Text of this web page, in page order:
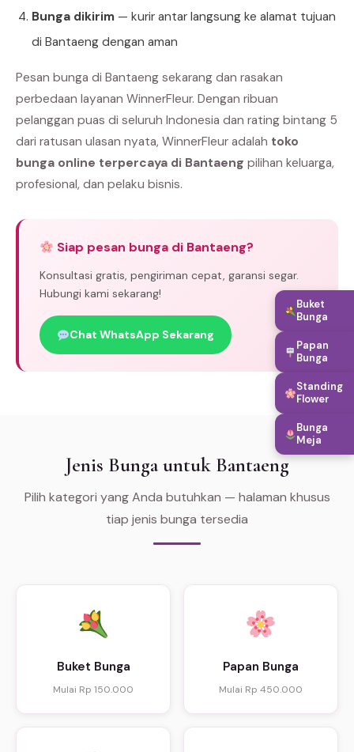
Bunga dikirim — kurir antar langsung ke alamat tujuan
di Bantaeng dengan aman
Pesan bunga di Bantaeng sekarang dan rasakan
perbedaan layanan WinnerFleur. Dengan ribuan
pelanggan puas di seluruh Indonesia dan rating bintang 5
dari ratusan ulasan nyata, WinnerFleur adalah toko
bunga online terpercaya di Bantaeng pilihan keluarga,
profesional, dan pelaku bisnis.
Siap pesan bunga di Bantaeng?
Konsultasi gratis, pengiriman cepat, garansi segar.
Hubungi kami sekarang!
Chat WhatsApp Sekarang
Jenis Bunga untuk Bantaeng
Pilih kategori yang Anda butuhkan — halaman khusus
tiap jenis bunga tersedia
Buket Bunga
Mulai Rp 150.000
Papan Bunga
Mulai Rp 450.000
Buket
Bunga
Papan
Bunga
Standing
Flower
Bunga
Meja